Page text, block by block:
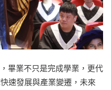
畢業不只是完成學業，更代
速發展與產業變遷，未來